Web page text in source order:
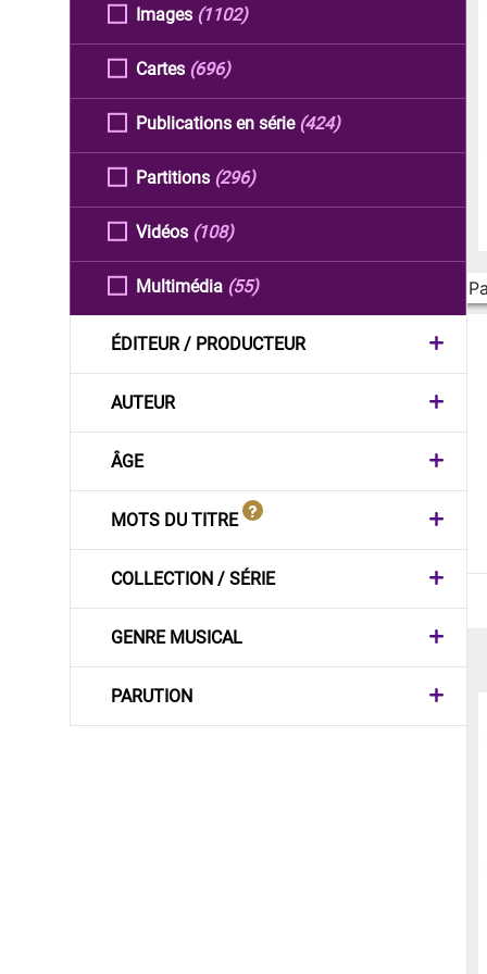
Images (1102)
Cartes (696)
Publications en série (424)
Partitions (296)
Vidéos (108)
Multimédia (55)
ÉDITEUR / PRODUCTEUR
AUTEUR
ÂGE
MOTS DU TITRE
COLLECTION / SÉRIE
GENRE MUSICAL
PARUTION